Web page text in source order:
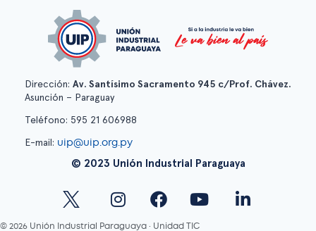
Dirección: Av. Santísimo Sacramento 945 c/Prof. Chávez.
Asunción – Paraguay
Teléfono: 595 21 606988
E-mail: uip@uip.org.py
© 2023 Unión Industrial Paraguaya
© 2026 Unión Industrial Paraguaya · Unidad TIC